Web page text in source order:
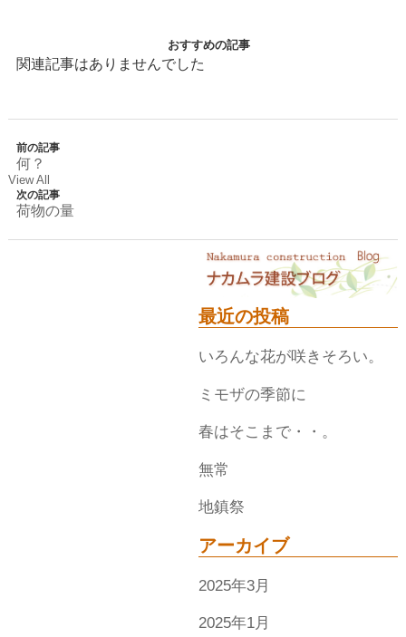
おすすめの記事
関連記事はありませんでした
前の記事
何？
View All
次の記事
荷物の量
最近の投稿
いろんな花が咲きそろい。
ミモザの季節に
春はそこまで・・。
無常
地鎮祭
アーカイブ
2025年3月
2025年1月